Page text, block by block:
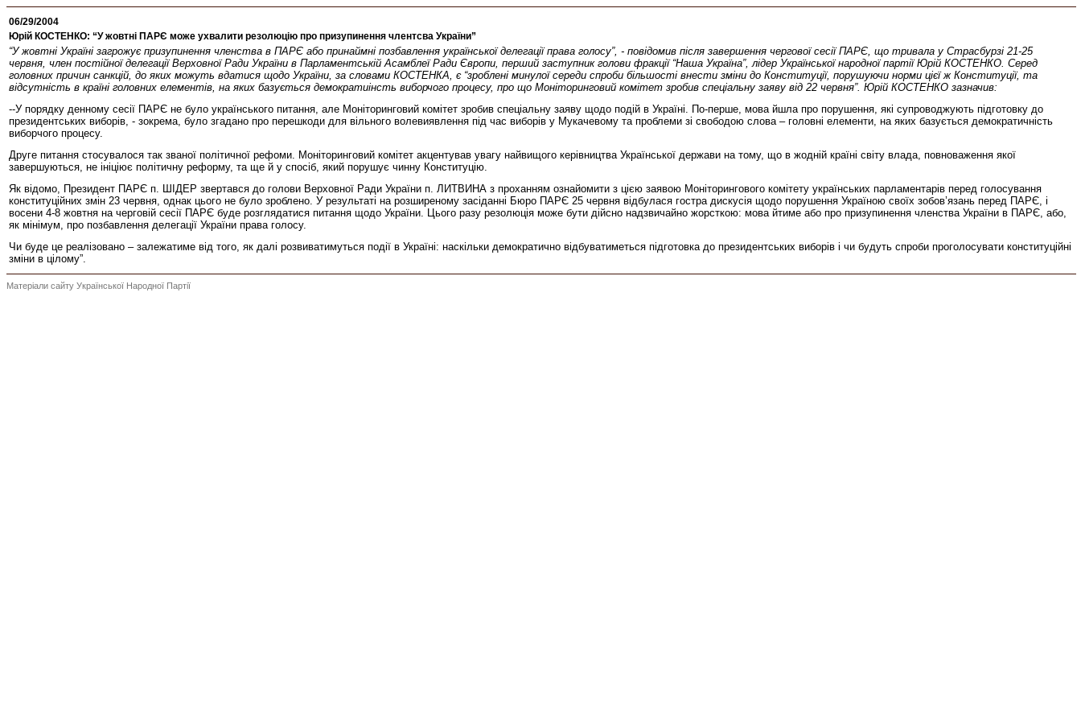
06/29/2004
Юрій КОСТЕНКО: “У жовтні ПАРЄ може ухвалити резолюцію про призупинення члентсва України”
“У жовтні Україні загрожує призупинення членства в ПАРЄ або принаймні позбавлення української делегації права голосу”, - повідомив після завершення чергової сесії ПАРЄ, що тривала у Страсбурзі 21-25
червня, член постійної делегації Верховної Ради України в Парламентській Асамблеї Ради Європи, перший заступник голови фракції “Наша Україна”, лідер Української народної партії Юрій КОСТЕНКО. Серед
головних причин санкцій, до яких можуть вдатися щодо України, за словами КОСТЕНКА, є “зроблені минулої середи спроби більшості внести зміни до Конституції, порушуючи норми цієї ж Конституції, та
відсутність в країні головних елементів, на яких базується демократиінсть виборчого процесу, про що Моніторинговий комітет зробив спеціальну заяву від 22 червня”. Юрій КОСТЕНКО зазначив:
--У порядку денному сесії ПАРЄ не було українського питання, але Моніторинговий комітет зробив спеціальну заяву щодо подій в Україні. По-перше, мова йшла про порушення, які супроводжують підготовку до
президентських виборів, - зокрема, було згадано про перешкоди для вільного волевиявлення під час виборів у Мукачевому та проблеми зі свободою слова – головні елементи, на яких базується демократичність
виборчого процесу.
Друге питання стосувалося так званої політичної рефоми. Моніторинговий комітет акцентував увагу найвищого керівництва Української держави на тому, що в жодній країні світу влада, повноваження якої
завершуються, не ініціює політичну реформу, та ще й у спосіб, який порушує чинну Конституцію.
Як відомо, Президент ПАРЄ п. ШІДЕР звертався до голови Верховної Ради України п. ЛИТВИНА з проханням ознайомити з цією заявою Моніторингового комітету українських парламентарів перед голосування
конституційних змін 23 червня, однак цього не було зроблено. У результаті на розширеному засіданні Бюро ПАРЄ 25 червня відбулася гостра дискусія щодо порушення Україною своїх зобов’язань перед ПАРЄ, і
восени 4-8 жовтня на черговій сесії ПАРЄ буде розглядатися питання щодо України. Цього разу резолюція може бути дійсно надзвичайно жорсткою: мова йтиме або про призупинення членства України в ПАРЄ, або,
як мінімум, про позбавлення делегації України права голосу.
Чи буде це реалізовано – залежатиме від того, як далі розвиватимуться події в Україні: наскільки демократично відбуватиметься підготовка до президентських виборів і чи будуть спроби проголосувати конституційні
зміни в цілому”.
Матеріали сайту Української Народної Партії